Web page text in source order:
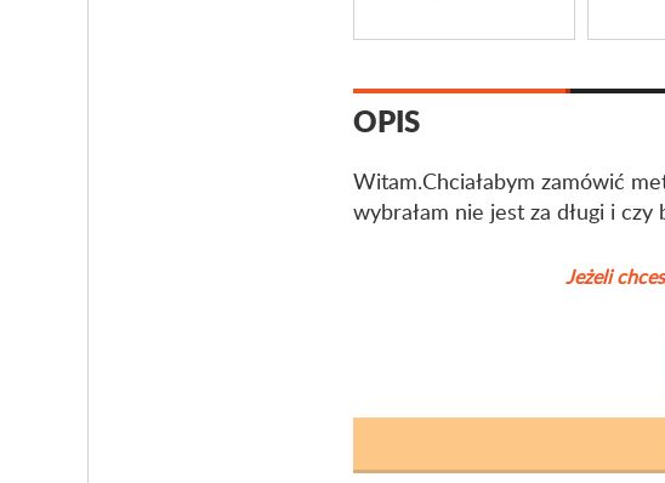
OPIS
Witam.Chciałabym zamówić
wybrałam nie jest za długi i
Jeżeli